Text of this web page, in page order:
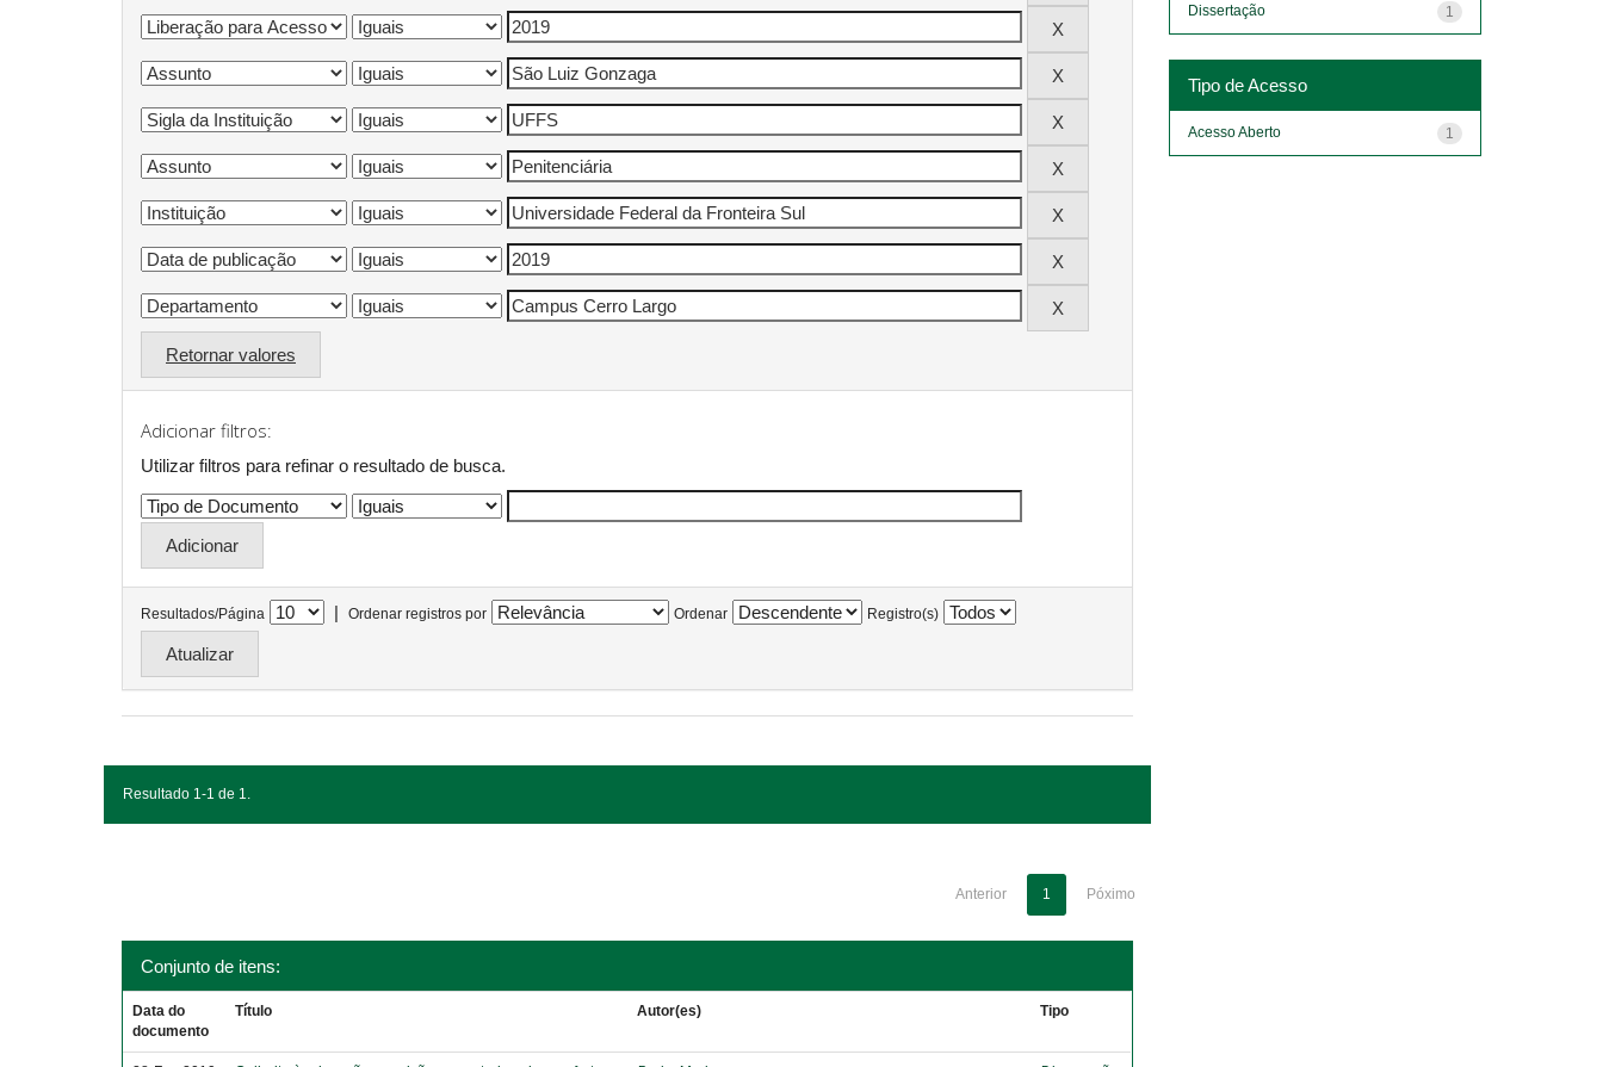
Retornar valores
Adicionar filtros:
Utilizar filtros para refinar o resultado de busca.
Resultados/Página | Ordenar registros por Ordenar Registro(s)
Resultado 1-1 de 1.
Anterior 1 Póximo
Conjunto de itens:
Data do
documento
Título Autor(es) Tipo
1
Dissertação
Tipo de Acesso
1
Acesso Aberto